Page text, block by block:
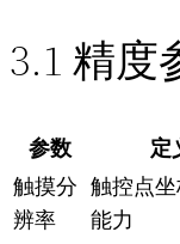
3.1 精度
参数 定
触摸分
辨率
触控点
能力